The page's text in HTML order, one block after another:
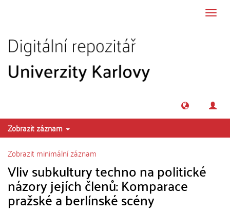
Zobrazit záznam
Zobrazit minimální záznam
Vliv subkultury techno na politické
názory jejích členů: Komparace
pražské a berlínské scény